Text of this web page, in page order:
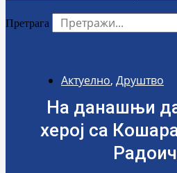
Претрага
Актуелно, Друштво
На данашњи
херој са